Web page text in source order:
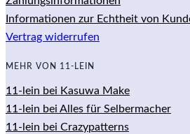
Informationen zur Echtheit von
Vertrag widerrufen
MEHR VON 11-LEIN
11-lein bei Kasuwa Make
11-lein bei Alles für Selbermacher
11-lein bei Crazypatterns